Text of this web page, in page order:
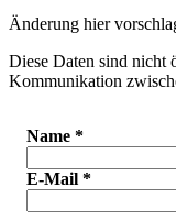
Änderung hier
Diese Daten sind nicht
Kommunikation
Name *
E-Mail *